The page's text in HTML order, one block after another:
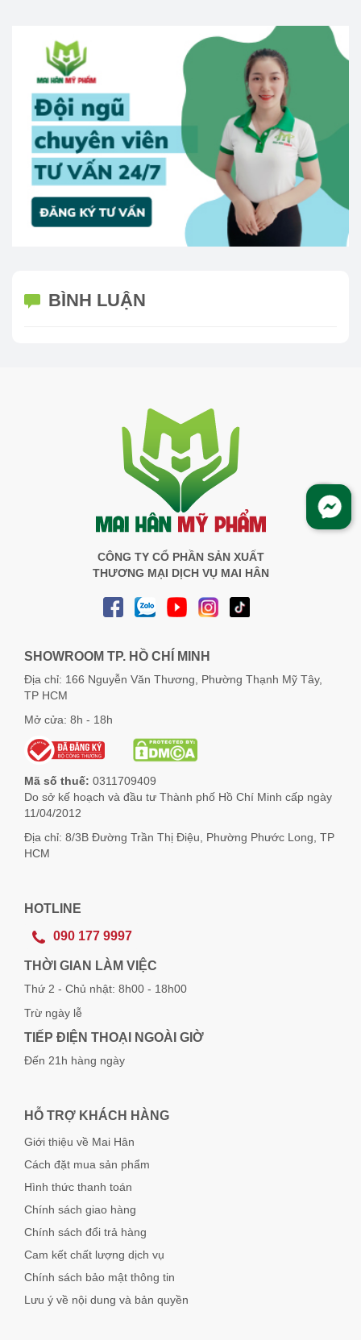
BÌNH LUẬN
CÔNG TY CỔ PHẦN SẢN XUẤT
THƯƠNG MẠI DỊCH VỤ MAI HÂN
SHOWROOM TP. HỒ CHÍ MINH
Địa chỉ: 166 Nguyễn Văn Thương, Phường Thạnh Mỹ Tây,
TP HCM
Mở cửa: 8h - 18h
Mã số thuế: 0311709409
Do sở kế hoạch và đầu tư Thành phố Hồ Chí Minh cấp ngày
11/04/2012
Địa chỉ: 8/3B Đường Trần Thị Điệu, Phường Phước Long, TP
HCM
HOTLINE
090 177 9997
THỜI GIAN LÀM VIỆC
Thứ 2 - Chủ nhật: 8h00 - 18h00
Trừ ngày lễ
TIẾP ĐIỆN THOẠI NGOÀI GIỜ
Đến 21h hàng ngày
HỖ TRỢ KHÁCH HÀNG
Giới thiệu về Mai Hân
Cách đặt mua sản phẩm
Hình thức thanh toán
Chính sách giao hàng
Chính sách đổi trả hàng
Cam kết chất lượng dịch vụ
Chính sách bảo mật thông tin
Lưu ý về nội dung và bản quyền